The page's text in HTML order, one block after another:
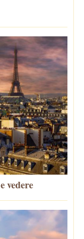
vedere